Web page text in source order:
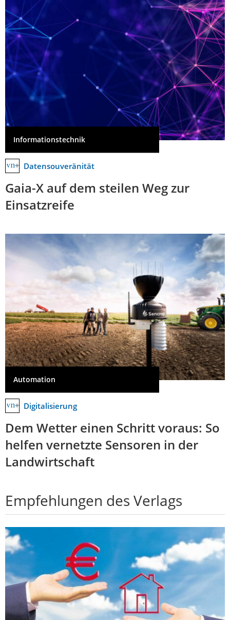
Informationstechnik
Datensouveränität
Gaia-X auf dem steilen Weg zur
Einsatzreife
Automation
Digitalisierung
Dem Wetter einen Schritt voraus: So
helfen vernetzte Sensoren in der
Landwirtschaft
Empfehlungen des Verlags